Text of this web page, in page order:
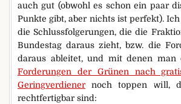
auch gut (obwohl es schon ein paar
Punkte gibt, aber nichts ist perfekt). Ich
die Schlussfolgerungen, die die
Bundestag daraus zieht, bzw. die
daraus ableitet, und mit denen man
Forderungen der Grünen nach
Geringverdienernoch toppen will,
rechtfertigbar sind: